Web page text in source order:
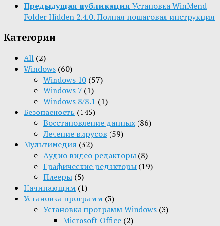
Предыдущая публикация Установка WinMend
Folder Hidden 2.4.0. Полная пошаговая инструкция
Категории
All (2)
Windows (60)
Windows 10 (57)
Windows 7 (1)
Windows 8/8.1 (1)
Безопасность (145)
Восстановление данных (86)
Лечение вирусов (59)
Мультимедия (32)
Aудио видео редакторы (8)
Графические редакторы (19)
Плееры (5)
Начинающим (1)
Установка программ (3)
Установка программ Windows (3)
Microsoft Office (2)